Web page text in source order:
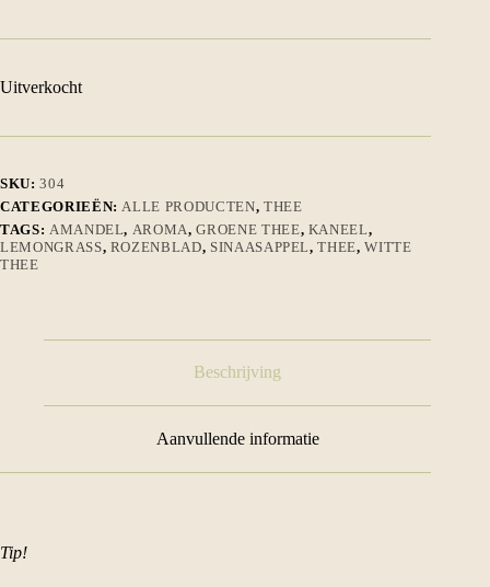
Uitverkocht
SKU:304
CATEGORIEËN: ALLE PRODUCTEN, THEE
TAGS: AMANDEL, AROMA,GROENE THEE, KANEEL,
LEMONGRASS, ROZENBLAD, SINAASAPPEL,THEE,WITTE
THEE
Beschrijving
Aanvullende informatie
Tip!